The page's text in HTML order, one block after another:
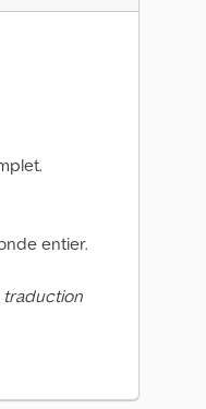
entier.
traduction